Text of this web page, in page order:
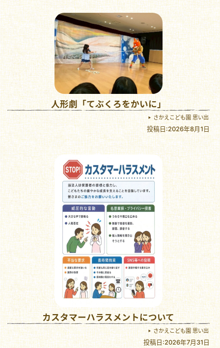
人形劇「てぶくろをかいに」
さかえこども園 思い出
投稿日:2026年8月1日
カスタマーハラスメントについて
さかえこども園 思い出
投稿日:2026年7月31日